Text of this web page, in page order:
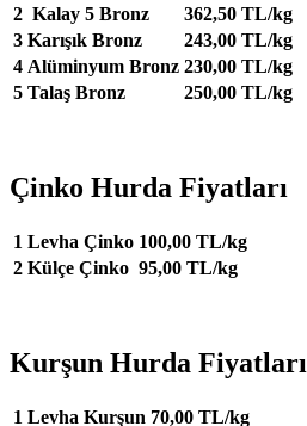
2 Kalay 5 Bronz
362,50 TL/kg
3 Karışık Bronz
243,00 TL/kg
4 Alüminyum Bronz 230,00 TL/kg
5 Talaş Bronz 250,00 TL/kg
Çinko Hurda Fiyatları
1 Levha Çinko 100,00 TL/kg
2 Külçe Çinko 95,00 TL/kg
Kurşun Hurda Fiyatları
1 Levha Kurşun 70,00 TL/kg